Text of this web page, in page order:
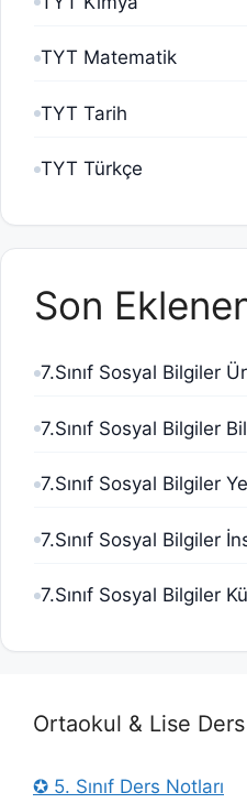
TYT Matematik
TYT Tarih
TYT Türkçe
Son
7.Sınıf Sosyal Bilgiler
Ortaokul & Lise Ders
✪ 5. Sınıf Ders Notları